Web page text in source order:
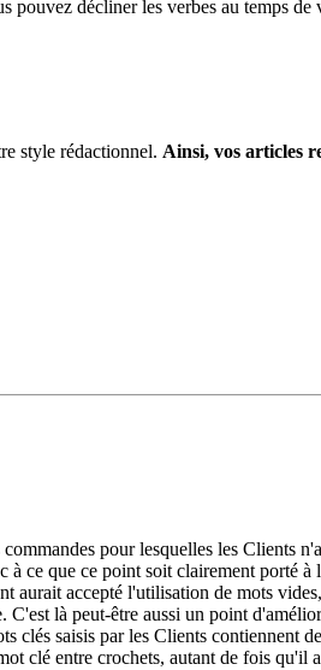
pouvez décliner les verbes au temps
style rédactionnel. Ainsi, vos articles
pour lesquelles les Clients
ce que ce point soit clairement porté
aurait accepté l'utilisation de mots
là peut-être aussi un point
clés saisis par les Clients contiennent
clé entre crochets, autant de fois qu'il